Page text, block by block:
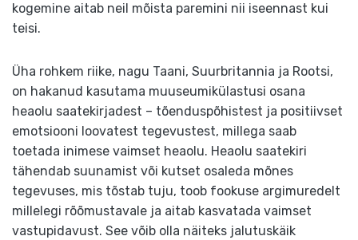
kogemine aitab neil mõista paremini nii iseennast kui
teisi.
Üha rohkem riike, nagu Taani, Suurbritannia ja Rootsi,
on hakanud kasutama muuseumikülastusi osana
heaolu saatekirjadest – tõenduspõhistest ja positiivset
emotsiooni loovatest tegevustest, millega saab
toetada inimese vaimset heaolu. Heaolu saatekiri
tähendab suunamist või kutset osaleda mõnes
tegevuses, mis tõstab tuju, toob fookuse argimuredelt
millelegi rõõmustavale ja aitab kasvatada vaimset
vastupidavust. See võib olla näiteks jalutuskäik